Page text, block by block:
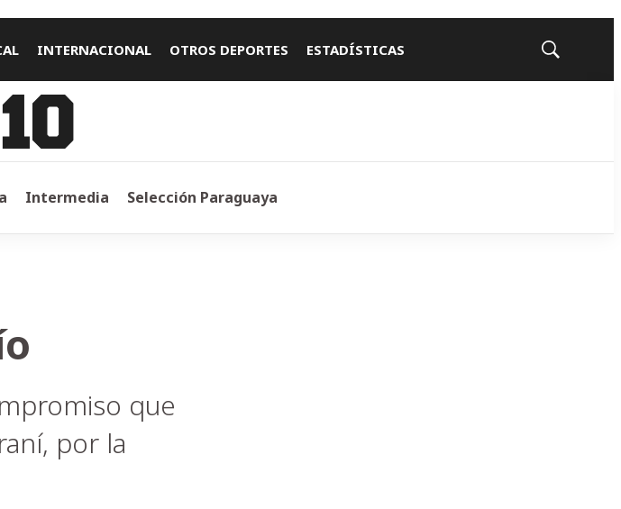
INTERNACIONAL OTROS DEPORTES ESTADÍSTICAS
Mostrar
Intermedia Selección Paraguaya
que
por la